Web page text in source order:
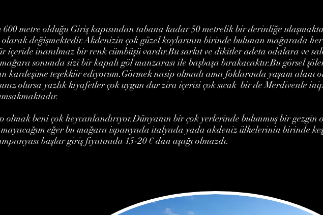
metre olduğu Giriş kapısından tabana kadar 50 metrelik bir derinliğe
değişmektedir.Akdenizin çok güzel koylarının birinde bulunan mağarada
içeride inanılmaz bir renk cümbüşü vardır.Bu sarkıt ve dikitler adeta odalara ve
sonunda sizi bir kapalı göl manzarası ile başbaşa bırakacaktır.Bu görsel
kardeşime teşekkür ediyorum.Görmek nasip olmadı ama foklarında yaşam alanı
olursa yazlık kıyafetler çok uygun dur zira içerisi çok sıcak bir de Merdivenle inip
olmak beni çok heycanlandırıyor.Dünyanın bir çok yerlerinde bulunmuş bir gezgin
eğer bu mağara ispanyada italyada yada akdeniz ülkelerinin birinde
başlar giriş fiyatınıda 15-20 € dan aşağı olmazdı.